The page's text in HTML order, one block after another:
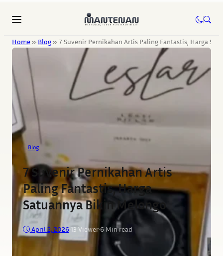
Home » Blog »7 Suvenir Pernikahan Artis Paling Fantastis, Harga
Blog
7 Suvenir Pernikahan Artis
Paling Fantastis, Harga
Satuannya Bikin Melongo
April 2, 2026•13 Viewer•6 Min read